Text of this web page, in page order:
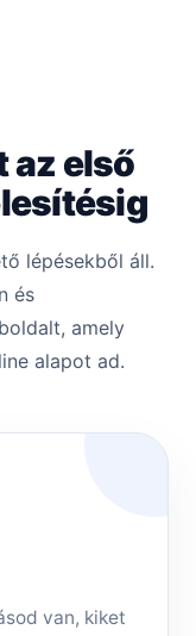
az első
lépésekből áll.
és
amely
alapot ad.
van, kiket